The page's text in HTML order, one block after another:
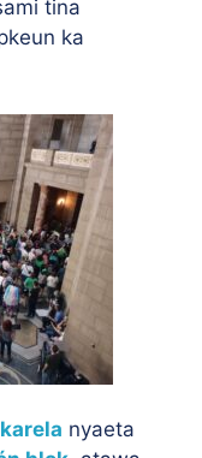
tina
ka
nyaeta